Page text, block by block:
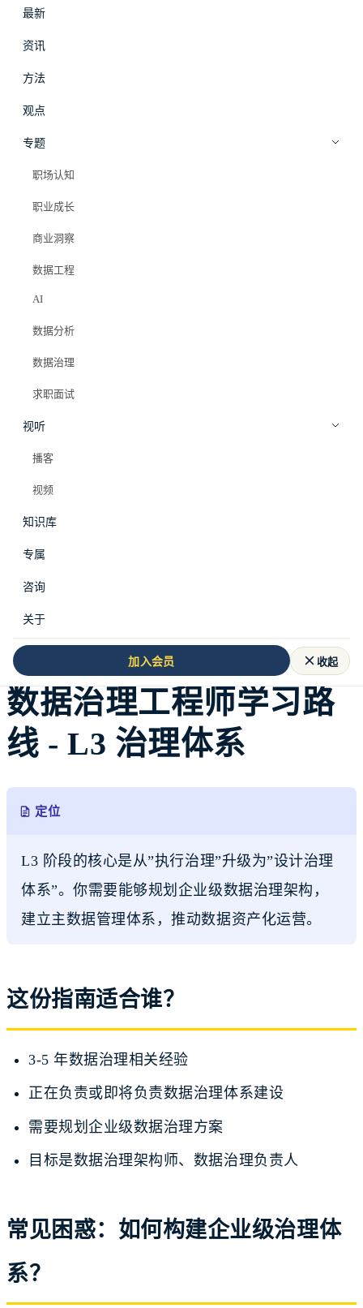
最新
资讯
方法
观点
专题
职场认知
职业成长
商业洞察
数据工程
AI
数据分析
数据治理
求职面试
视听
播客
视频
知识库
专属
咨询
关于
加入会员 收起
数据治理
数据治理工程师 L3:治理体系
2025年12月9日
#知识库 #数据治理
数据治理工程师学习路
线 - L3 治理体系
定位
L3 阶段的核心是从”执行治理”升级为”设计治理
体系”。你需要能够规划企业级数据治理架构，
建立主数据管理体系，推动数据资产化运营。
这份指南适合谁？
3-5 年数据治理相关经验
正在负责或即将负责数据治理体系建设
需要规划企业级数据治理方案
目标是数据治理架构师、数据治理负责人
常见困惑：如何构建企业级治理体
系？